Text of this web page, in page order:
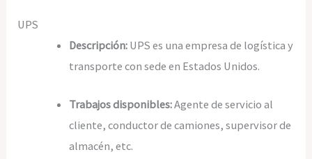
UPS
Descripción: UPS es una empresa de logística y
transporte con sede en Estados Unidos.
Trabajos disponibles:Agente de servicio al
cliente, conductor de camiones, supervisor de
almacén, etc.